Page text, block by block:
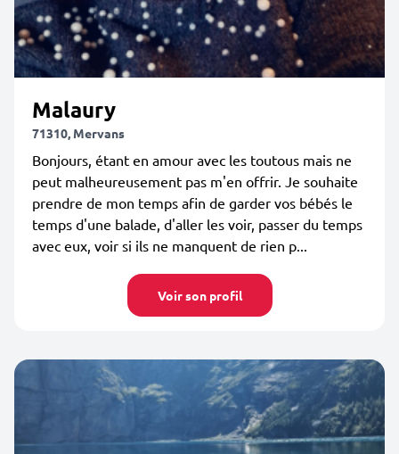
Malaury
71310, Mervans
Bonjours, étant en amour avec les toutous mais ne
peut malheureusement pas m'en offrir. Je souhaite
prendre de mon temps afin de garder vos bébés le
temps d'une balade, d'aller les voir, passer du temps
avec eux, voir si ils ne manquent de rien p...
Voir son profil